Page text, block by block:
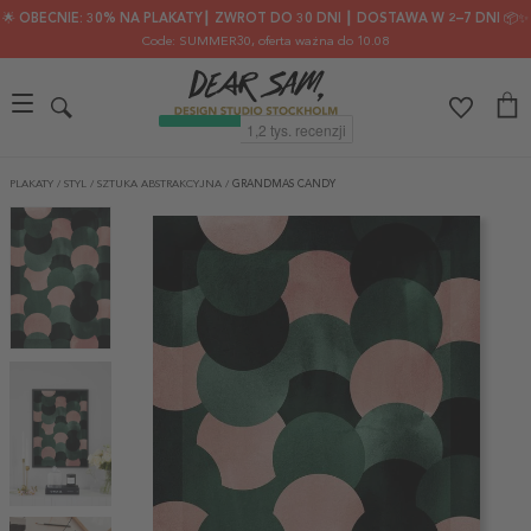
🌟 OBECNIE: 30% NA PLAKATY┃ ZWROT DO 30 DNI ┃ DOSTAWA W 2–7 DNI 📦✨
Code: SUMMER30, oferta ważna do 10.08
PLAKATY / STYL / SZTUKA ABSTRAKCYJNA / GRANDMAS CANDY